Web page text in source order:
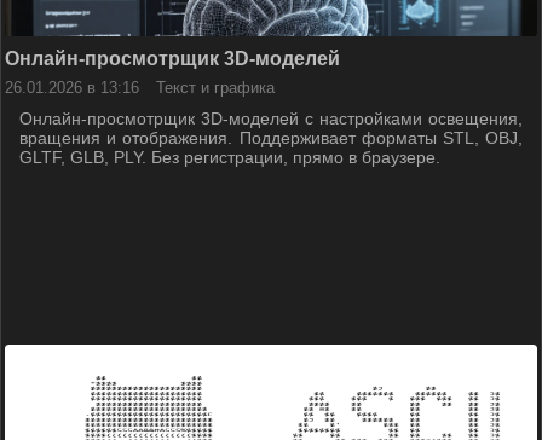
Онлайн‑просмотрщик 3D‑моделей
26.01.2026 в 13:16 Текст и графика
Онлайн‑просмотрщик 3D‑моделей с настройками освещения,
вращения и отображения. Поддерживает форматы STL, OBJ,
GLTF, GLB, PLY. Без регистрации, прямо в браузере.